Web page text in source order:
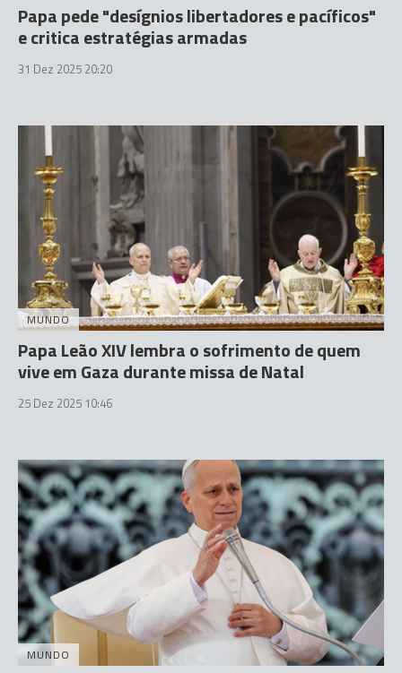
Papa pede "desígnios libertadores e pacíficos"
e critica estratégias armadas
31 Dez 2025 20:20
MUNDO
Papa Leão XIV lembra o sofrimento de quem
vive em Gaza durante missa de Natal
25 Dez 2025 10:46
MUNDO